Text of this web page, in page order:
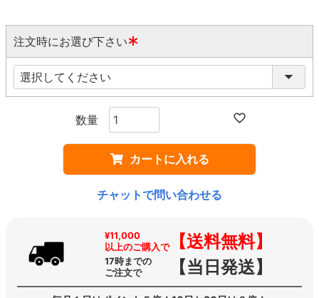
注文時にお選び下さい
(
須
カートに入れる
チャットで問い合わせる
¥11,000
以上のご購入で【送料無料】
17時までの
ご注文で
【当日発送】